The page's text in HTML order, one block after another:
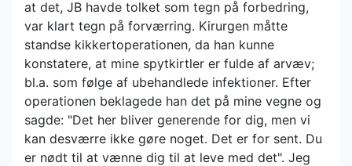
at det, JB havde tolket som tegn på forbedring,
var klart tegn på forværring. Kirurgen måtte
standse kikkertoperationen, da han kunne
konstatere, at mine spytkirtler er fulde af arvæv;
bl.a. som følge af ubehandlede infektioner. Efter
operationen beklagede han det på mine vegne og
sagde: "Det her bliver generende for dig, men vi
kan desværre ikke gøre noget. Det er for sent. Du
er nødt til at vænne dig til at leve med det". Jeg